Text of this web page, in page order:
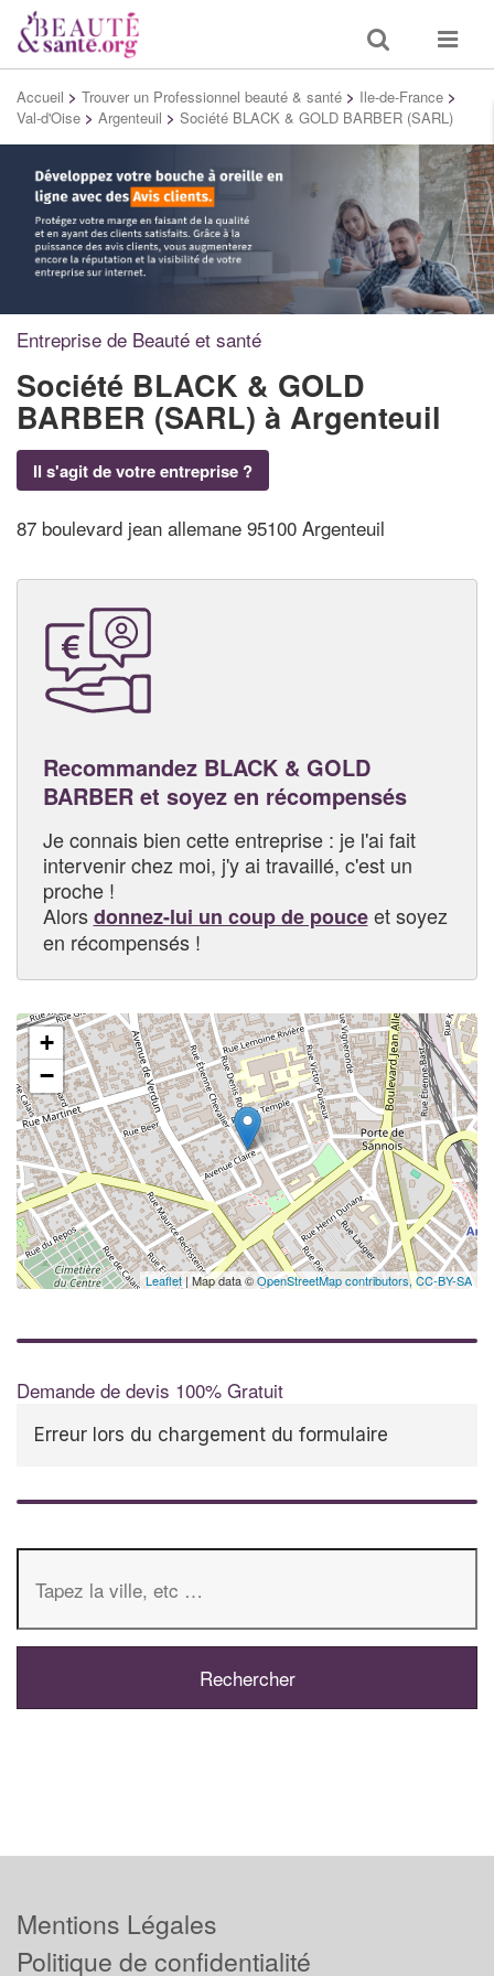
Toggle
search
Toggle
Accueil > Trouver un Professionnel beauté & santé > Ile-de-France >
Val-d'Oise > Argenteuil > Société BLACK & GOLD BARBER (SARL)
Entreprise de Beauté et santé
Société BLACK & GOLD
BARBER (SARL) à Argenteuil
Il s'agit de votre entreprise ?
87 boulevard jean allemane 95100 Argenteuil
Recommandez BLACK & GOLD
BARBER et soyez en récompensés
Je connais bien cette entreprise : je l'ai fait
intervenir chez moi, j'y ai travaillé, c'est un
proche !
Alorsdonnez-lui un coup de pouceet soyez
en récompensés !
+
−
Leaflet| Map data ©OpenStreetMap contributors, CC-BY-SA
Demande de devis 100% Gratuit
Erreur lors du chargement du formulaire
Mentions Légales
Politique de confidentialité